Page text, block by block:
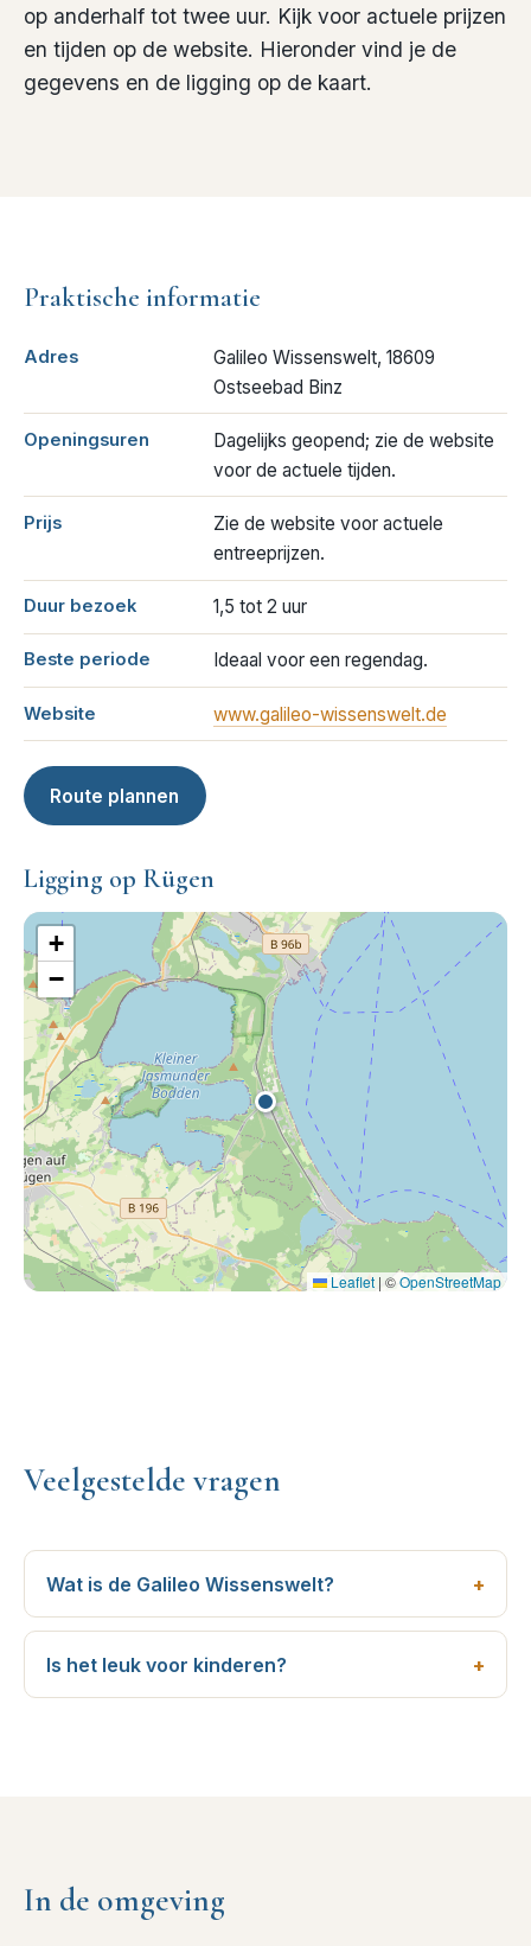
op anderhalf tot twee uur. Kijk voor actuele prijzen
en tijden op de website. Hieronder vind je de
gegevens en de ligging op de kaart.
Praktische informatie
Adres
Galileo Wissenswelt, 18609
Ostseebad Binz
Openingsuren
Dagelijks geopend; zie de website
voor de actuele tijden.
Prijs
Zie de website voor actuele
entreeprijzen.
Duur bezoek 1,5 tot 2 uur
Beste periode Ideaal voor een regendag.
Website www.galileo-wissenswelt.de
Route plannen
Ligging op Rügen
+
−
Leaflet | ©OpenStreetMap
Veelgestelde vragen
Wat is de Galileo Wissenswelt?
Is het leuk voor kinderen?
In de omgeving